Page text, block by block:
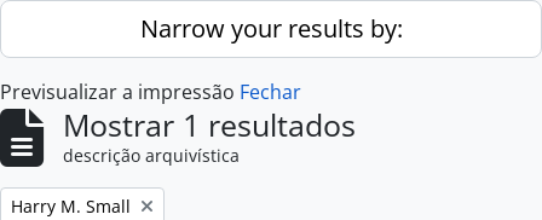
Skip to main contentNarrow your results by:
Previsualizar a impressão Fechar
Mostrar 1 resultados
descrição arquivística
Remove filter:
Harry M. Small